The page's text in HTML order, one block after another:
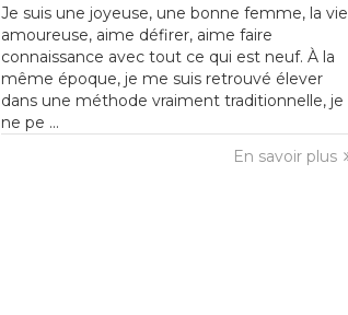
Je suis une joyeuse, une bonne femme, la vie
amoureuse, aime défirer, aime faire
connaissance avec tout ce qui est neuf. À la
même époque, je me suis retrouvé élever
dans une méthode vraiment traditionnelle, je
ne pe ...
En savoir plus